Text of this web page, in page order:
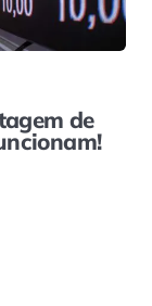
de